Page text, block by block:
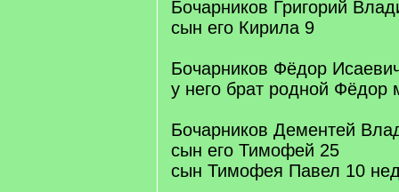
Бочарников Григорий
сын его Кирила 9
Бочарников Фёдор
у него брат родной Фёдор
Бочарников Дементей
сын его Тимофей 25
сын Тимофея Павел 10